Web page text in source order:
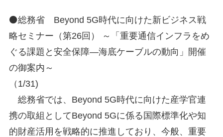
⚫総務省 Beyond 5G時代に向けた新ビジネス戦
略セミナー（第26回） ～「重要通信インフラをめ
ぐる課題と安全保障―海底ケーブルの動向」開催
の御案内～
（1/31)
総務省では、Beyond 5G時代に向けた産学官連
携の取組としてBeyond 5Gに係る国際標準化や知
的財産活用を戦略的に推進しており、今般、重要